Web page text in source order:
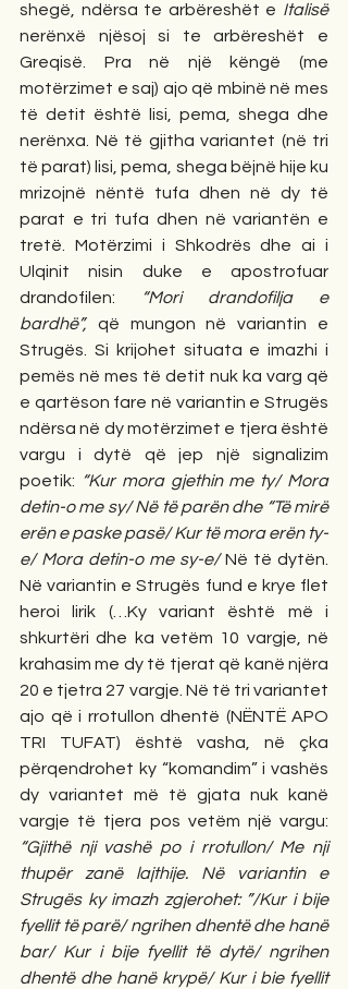
shegë, ndërsa te arbëreshët e Italisë
nerënxë njësoj si te arbëreshët e
Greqisë. Pra në një këngë (me
motërzimet e saj) ajo që mbinë në mes
të detit është lisi, pema, shega dhe
nerënxa. Në të gjitha variantet (në tri
të parat) lisi, pema, shega bëjnë hije ku
mrizojnë nëntë tufa dhen në dy të
parat e tri tufa dhen në variantën e
tretë. Motërzimi i Shkodrës dhe ai i
Ulqinit nisin duke e apostrofuar
drandofilen:
“Mori drandofilja e
bardhë”, që mungon në variantin e
Strugës. Si krijohet situata e imazhi i
pemës në mes të detit nuk ka varg që
e qartëson fare në variantin e Strugës
ndërsa në dy motërzimet e tjera është
vargu i dytë që jep një signalizim
poetik: “Kur mora gjethin me ty/ Mora
detin-o me sy/ Në të parën dhe “Të mirë
erën e paske pasë/ Kur të mora erën ty-
e/ Mora detin-o me sy-e/ Në të dytën.
Në variantin e Strugës fund e krye flet
heroi lirik (…Ky variant është më i
shkurtëri dhe ka vetëm 10 vargje, në
krahasim me dy të tjerat që kanë njëra
20 e tjetra 27 vargje. Në të tri variantet
ajo që i rrotullon dhentë (NËNTË APO
TRI TUFAT) është vasha, në çka
përqendrohet ky “komandim” i vashës
dy variantet më të gjata nuk kanë
“Gjithë nji vashë po i rrotullon/ Me nji
thupër zanë lajthije. Në variantin e
Strugës ky imazh zgjerohet: ”/Kur i bije
fyellit të parë/ ngrihen dhentë dhe hanë
bar/ Kur i bije fyellit të dytë/ ngrihen
dhentë dhe hanë krypë/ Kur i bie fyellit